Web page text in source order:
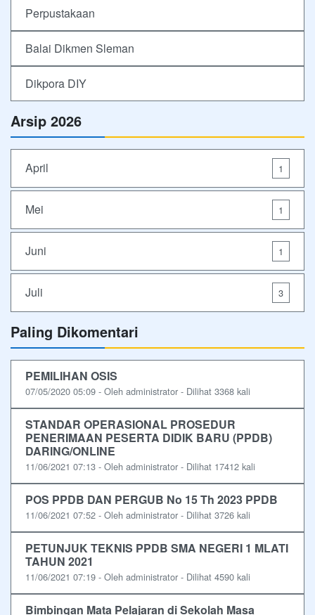
Perpustakaan
Balai Dikmen Sleman
Dikpora DIY
Arsip 2026
April 1
Mei 1
Juni 1
Juli 3
Paling Dikomentari
PEMILIHAN OSIS
07/05/2020 05:09 - Oleh administrator - Dilihat 3368 kali
STANDAR OPERASIONAL PROSEDUR
PENERIMAAN PESERTA DIDIK BARU (PPDB)
DARING/ONLINE
11/06/2021 07:13 - Oleh administrator - Dilihat 17412 kali
POS PPDB DAN PERGUB No 15 Th 2023 PPDB
11/06/2021 07:52 - Oleh administrator - Dilihat 3726 kali
PETUNJUK TEKNIS PPDB SMA NEGERI 1 MLATI
TAHUN 2021
11/06/2021 07:19 - Oleh administrator - Dilihat 4590 kali
Bimbingan Mata Pelajaran di Sekolah Masa